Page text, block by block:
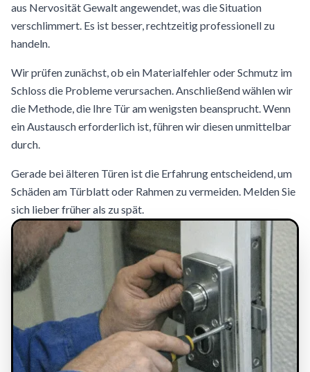
aus Nervosität Gewalt angewendet, was die Situation
verschlimmert. Es ist besser, rechtzeitig professionell zu
handeln.
Wir prüfen zunächst, ob ein Materialfehler oder Schmutz im
Schloss die Probleme verursachen. Anschließend wählen wir
die Methode, die Ihre Tür am wenigsten beansprucht. Wenn
ein Austausch erforderlich ist, führen wir diesen unmittelbar
durch.
Gerade bei älteren Türen ist die Erfahrung entscheidend, um
Schäden am Türblatt oder Rahmen zu vermeiden. Melden Sie
sich lieber früher als zu spät.